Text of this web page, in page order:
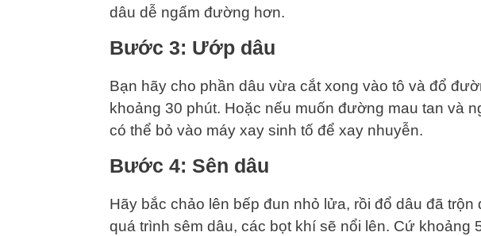
dâu dễ ngấm đường hơn.
Bước 3: Ướp dâu
Bạn hãy cho phần dâu vừa cắt xong vào tô và đổ
khoảng 30 phút. Hoặc nếu muốn đường mau tan và
có thể bỏ vào máy xay sinh tố để xay nhuyễn.
Bước 4: Sên dâu
Hãy bắc chảo lên bếp đun nhỏ lửa, rồi đổ dâu đã
quá trình sêm dâu, các bọt khí sẽ nổi lên. Cứ khoảng